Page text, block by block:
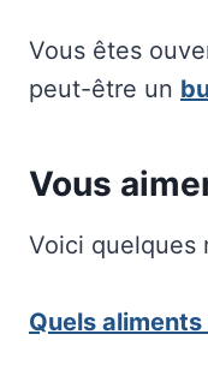
Vous êtes
peut-être un
Vous
Voici quelques
Quels